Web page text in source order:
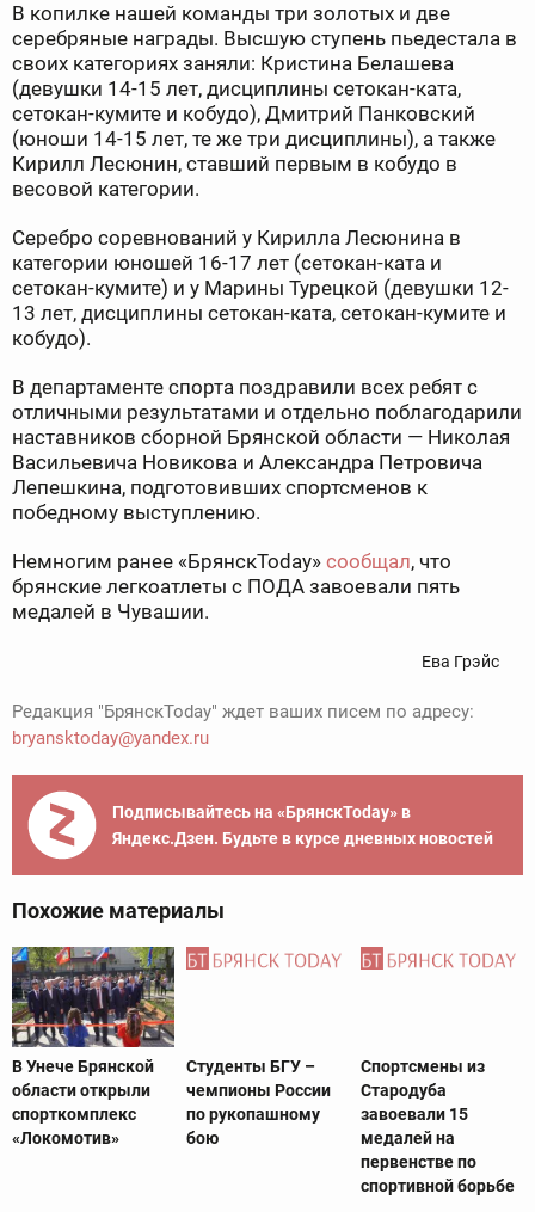
В копилке нашей команды три золотых и две
серебряные награды. Высшую ступень пьедестала в
своих категориях заняли: Кристина Белашева
(девушки 14-15 лет, дисциплины сетокан-ката,
сетокан-кумите и кобудо), Дмитрий Панковский
(юноши 14-15 лет, те же три дисциплины), а также
Кирилл Лесюнин, ставший первым в кобудо в
весовой категории.
Серебро соревнований у Кирилла Лесюнина в
категории юношей 16-17 лет (сетокан-ката и
сетокан-кумите) и у Марины Турецкой (девушки 12-
13 лет, дисциплины сетокан-ката, сетокан-кумите и
кобудо).
В департаменте спорта поздравили всех ребят с
отличными результатами и отдельно поблагодарили
наставников сборной Брянской области — Николая
Васильевича Новикова и Александра Петровича
Лепешкина, подготовивших спортсменов к
победному выступлению.
Немногим ранее «БрянскToday» сообщал, что
брянские легкоатлеты с ПОДА завоевали пять
медалей в Чувашии.
Ева Грэйс
Редакция "БрянскToday" ждет ваших писем по адресу:
bryansktoday@yandex.ru
Подписывайтесь на «БрянскToday» в
Яндекс.Дзен. Будьте в курсе дневных новостей
Похожие материалы
В Унече Брянской
области открыли
спорткомплекс
«Локомотив»
Студенты БГУ –
чемпионы России
по рукопашному
бою
Спортсмены из
Стародуба
завоевали 15
медалей на
первенстве по
спортивной борьбе